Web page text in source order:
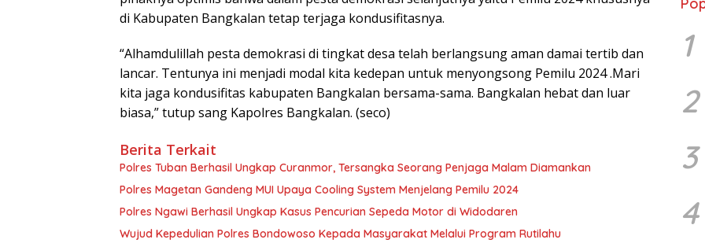
di Kabupaten Bangkalan tetap terjaga kondusifitasnya.
“Alhamdulillah pesta demokrasi di tingkat desa telah berlangsung aman damai tertib dan
lancar. Tentunya ini menjadi modal kita kedepan untuk menyongsong Pemilu 2024 .Mari
kita jaga kondusifitas kabupaten Bangkalan bersama-sama. Bangkalan hebat dan luar
biasa,” tutup sang Kapolres Bangkalan. (seco)
Berita Terkait
Polres Tuban Berhasil Ungkap Curanmor, Tersangka Seorang Penjaga Malam Diamankan
Polres Magetan Gandeng MUI Upaya Cooling System Menjelang Pemilu 2024
Polres Ngawi Berhasil Ungkap Kasus Pencurian Sepeda Motor di Widodaren
Wujud Kepedulian Polres Bondowoso Kepada Masyarakat Melalui Program Rutilahu
1
2
3
4